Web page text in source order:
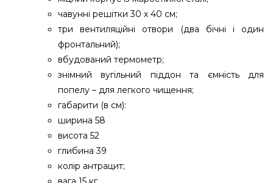
чавунні решітки 30 х 40 см;
три вентиляційні отвори (два бічні і один
фронтальний);
вбудований термометр;
знімний вугільний піддон та ємність для
попелу – для легкого чищення;
габарити (в см):
ширина 58
висота 52
глибина 39
колір антрацит;